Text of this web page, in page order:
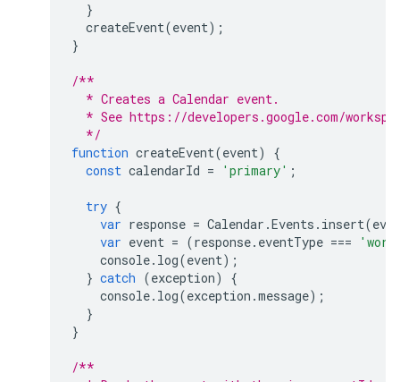
}
createEvent(event);
}
/**
  * Creates a Calendar event.
* See https://developers.google.com/
  */
function createEvent(event)
{
const calendarId = 'primary' ;
try {
var response = Calendar .Events . insert(
var event = (response. eventType ===
console. log(event);
} catch (exception)
{
console. log(exception .message);
}
}
/**